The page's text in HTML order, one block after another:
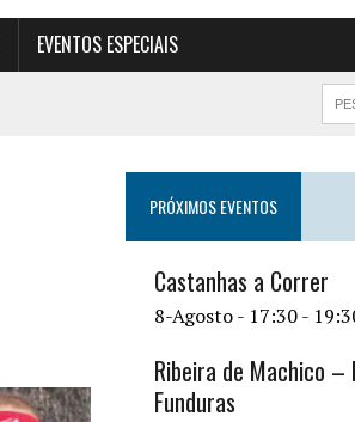
EVENTOS ESPECIAIS
PRÓXIMOS EVENTOS
Castanhas a Correr
8-Agosto - 17:30-
Ribeira de Machico
Funduras